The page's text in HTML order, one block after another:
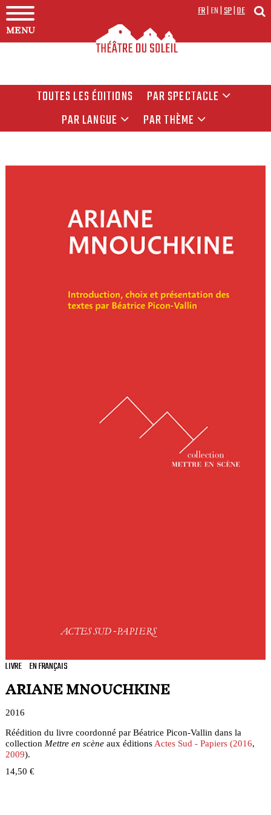
MENU
FR|EN|SP|DE
TOUTES LES ÉDITIONS
PAR SPECTACLE
PAR LANGUE
PAR THÈME
LIVRE EN FRANÇAIS
ARIANE MNOUCHKINE
2016
Réédition du livre coordonné par Béatrice Picon-Vallin dans la
collection Mettre en scène aux éditions Actes Sud - Papiers (2016,
2009).
14,50 €